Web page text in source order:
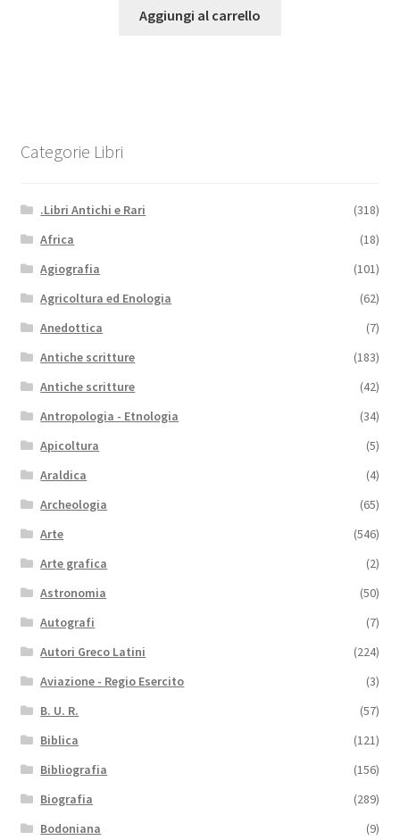
Aggiungi al carrello
Categorie Libri
.Libri Antichi e Rari
(318)
Africa
(18)
Agiografia
(101)
Agricoltura ed Enologia
(62)
Anedottica
(7)
Antiche scritture
(183)
Antiche scritture
(42)
Antropologia - Etnologia
(34)
Apicoltura
(5)
Araldica
(4)
Archeologia
(65)
Arte
(546)
Arte grafica
(2)
Astronomia
(50)
Autografi
(7)
Autori Greco Latini
(224)
Aviazione - Regio Esercito
(3)
B. U. R.
(57)
Biblica
(121)
Bibliografia
(156)
Biografia
(289)
Bodoniana
(9)